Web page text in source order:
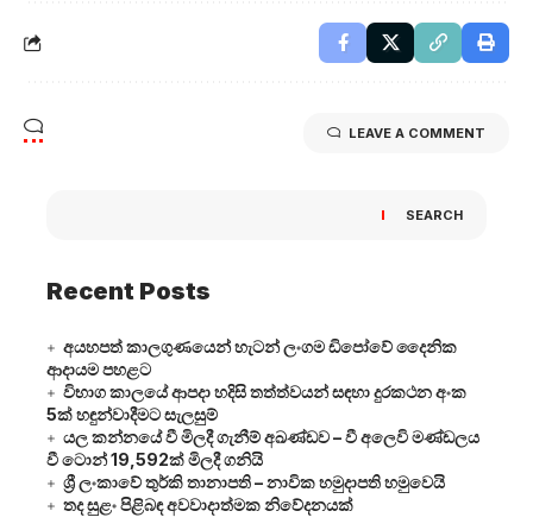
LEAVE A COMMENT
SEARCH
Recent Posts
අයහපත් කාලගුණයෙන් හැටන් ලංගම ඩිපෝවේ දෛනික
ආදායම පහළට
විභාග කාලයේ ආපදා හදිසි තත්ත්වයන් සඳහා දුරකථන අංක
5ක් හඳුන්වාදීමට සැලසුම්
යල කන්නයේ වී මිලදී ගැනීම් අඛණ්ඩව – වී අලෙවි මණ්ඩලය
වී ටොන් 19,592ක් මිලදී ගනියි
ශ්‍රී ලංකාවේ තුර්කි තානාපති – නාවික හමුදාපති හමුවෙයි
තද සුළං පිළිබඳ අවවාදාත්මක නිවේදනයක්